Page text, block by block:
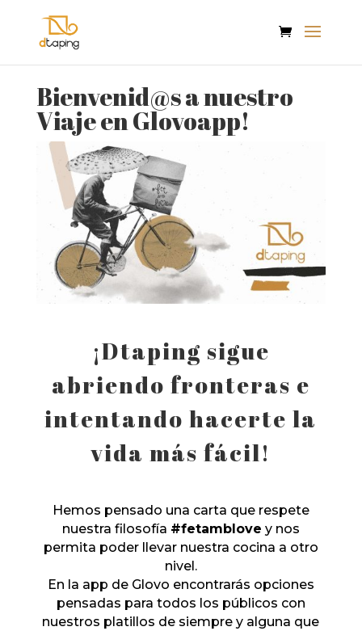
Bienvenid@s a nuestro
Viaje en Glovoapp!
¡Dtaping sigue
abriendo fronteras e
intentando hacerte la
vida más fácil!
Hemos pensado una carta que respete
nuestra filosofía #fetamblove y nos
permita poder llevar nuestra cocina a otro
nivel.
En la app de Glovo encontrarás opciones
pensadas para todos los públicos con
nuestros platillos de siempre y alguna que